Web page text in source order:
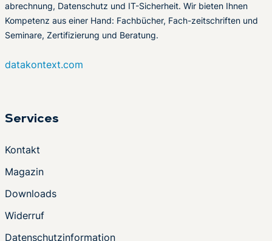
abrechnung, Datenschutz und IT-Sicherheit. Wir bieten Ihnen
Kompetenz aus einer Hand: Fachbücher, Fach-zeitschriften und
Seminare, Zertifizierung und Beratung.
datakontext.com
Services
Kontakt
Magazin
Downloads
Widerruf
Datenschutzinformation